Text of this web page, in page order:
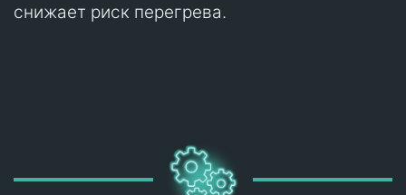
снижает риск перегрева.